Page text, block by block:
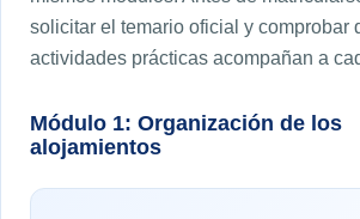
solicitar el temario oficial y comprobar
actividades prácticas acompañan a
Módulo 1: Organización de los
alojamientos